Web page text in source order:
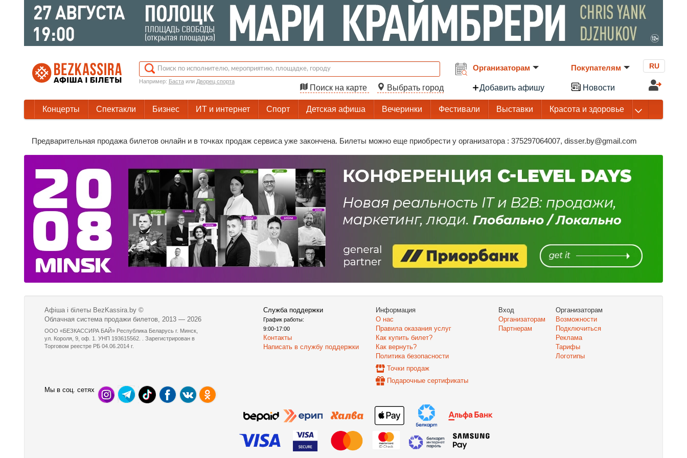
Например: Бастаили Дворец спорта
Поиск на карте Выбрать город
Организаторам
Добавить афишу
Покупателям
Новости
RU
Концерты Спектакли Бизнес ИТ и интернет Спорт Детская афиша Вечеринки Фестивали Выставки Красота и здоровье
Предварительная продажа билетов онлайн и в точках продаж сервиса уже закончена. Билеты можно еще приобрести у организатора : 375297064007, disser.by@gmail.com
Афіша і білеты BezKassira.by ©
Облачная система продажи билетов, 2013 — 2026
ООО «БЕЗКАССИРА БАЙ» Республика Беларусь г. Минск,
ул. Короля, 9, оф. 1. УНП 193615562. . Зарегистрирован в
Торговом реестре РБ 04.06.2014 г.
Служба поддержки
График работы:
9:00-17:00
Контакты
Написать в службу поддержки
Информация
О нас
Правила оказания услуг
Как купить билет?
Как вернуть?
Политика безопасности
Точки продаж
Подарочные сертификаты
Вход
Организаторам
Партнерам
Организаторам
Возможности
Подключиться
Реклама
Тарифы
Логотипы
Мы в соц. сетях